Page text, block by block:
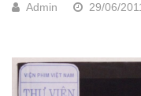
Admin 29/06/